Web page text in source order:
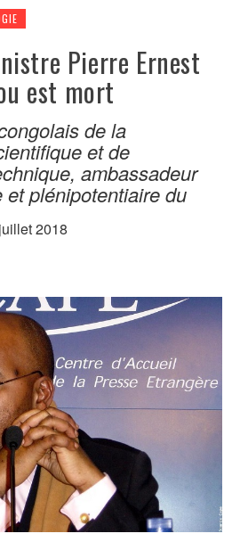
Pierre Ernest
est mort
de la
et de
ambassadeur
et plénipotentiaire du
2018